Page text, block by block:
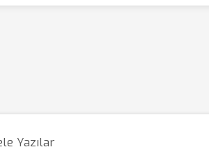
Yazılar